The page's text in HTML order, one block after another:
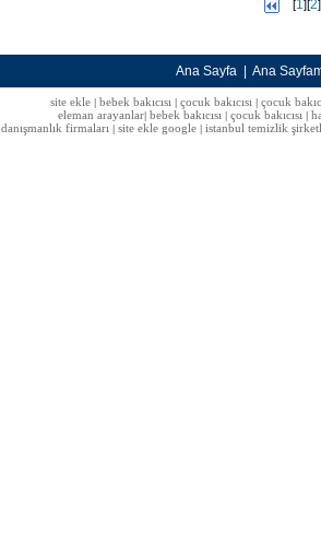
[1][2
Ana Sayfa Ana
site ekle| bebek bakıcısı| çocuk bakıcısı| çocuk
eleman arayanlar bebek bakıcısı çocuk bakıcısı
danışmanlık firmaları
site ekle google istanbul temizlik